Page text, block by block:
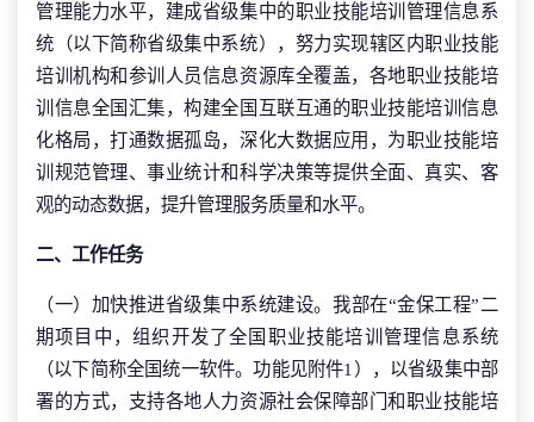
管理能力水平，建成省级集中的职业技能培训管理信息系
统（以下简称省级集中系统），努力实现辖区内职业技能
培训机构和参训人员信息资源库全覆盖，各地职业技能培
训信息全国汇集，构建全国互联互通的职业技能培训信息
化格局，打通数据孤岛，深化大数据应用，为职业技能培
训规范管理、事业统计和科学决策等提供全面、真实、客
观的动态数据，提升管理服务质量和水平。
二、工作任务
（一）加快推进省级集中系统建设。我部在“金保工程”二
期项目中，组织开发了全国职业技能培训管理信息系统
（以下简称全国统一软件。功能见附件1），以省级集中部
署的方式，支持各地人力资源社会保障部门和职业技能培